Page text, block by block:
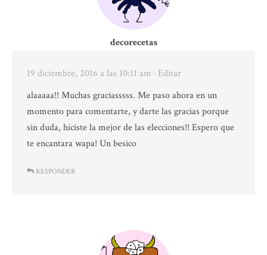
decorecetas
19 diciembre, 2016 a las 10:11 am · Editar
alaaaaa!! Muchas graciasssss. Me paso ahora en un
momento para comentarte, y darte las gracias porque
sin duda, hiciste la mejor de las elecciones!! Espero que
te encantara wapa! Un besico
RESPONDER